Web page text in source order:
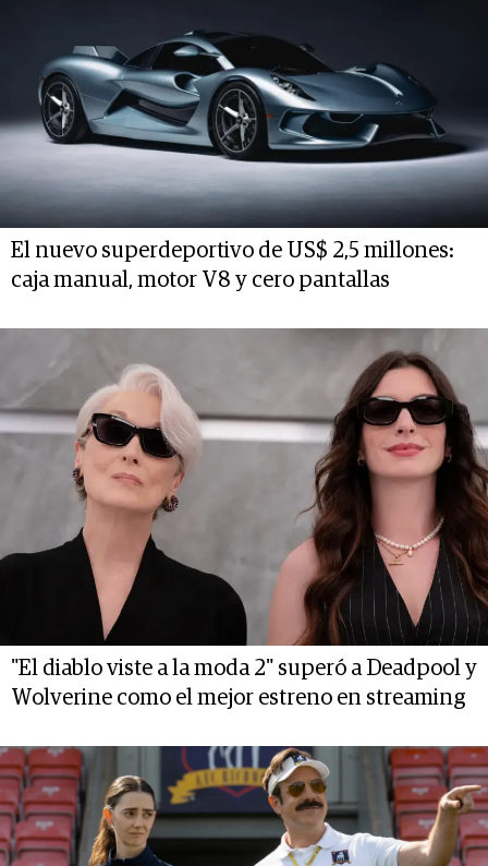
El nuevo superdeportivo de US$ 2,5 millones:
caja manual, motor V8 y cero pantallas
"El diablo viste a la moda 2" superó a Deadpool y
Wolverine como el mejor estreno en streaming